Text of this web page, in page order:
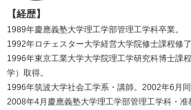
【経歴】
1989年慶應義塾大学理工学部管理工学科卒業。
1992年ロチェスター大学経営大学院修士課程修了
1996年東京工業大学大学院理工学研究科博士課
学）取得。
1996年筑波大学社会工学系・講師。2002年6月同
2008年4月慶應義塾大学理工学部管理工学科・